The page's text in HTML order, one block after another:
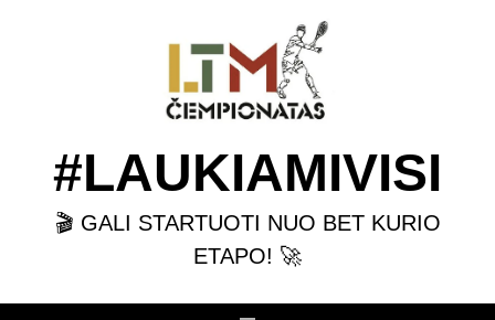
#LAUKIAMIVISI
🎬 GALI STARTUOTI NUO BET KURIO
ETAPO! 🚀